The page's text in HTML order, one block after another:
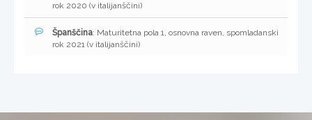
rok 2020 (v italijanščini)
Španščina: Maturitetna pola 1, osnovna raven, spomladanski
rok 2021 (v italijanščini)